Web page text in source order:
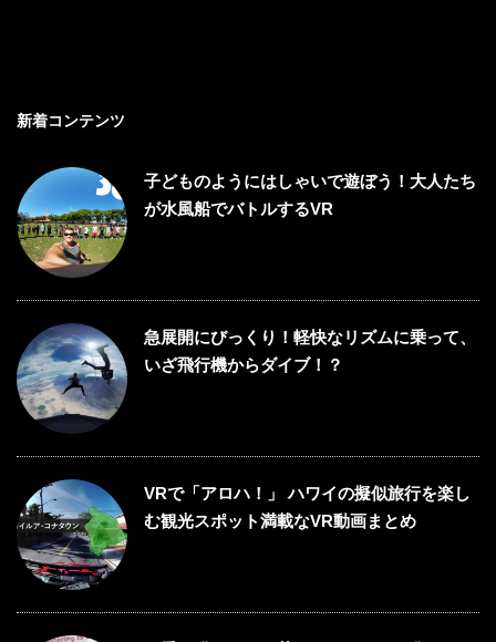
新着コンテンツ
子どものようにはしゃいで遊ぼう！大人たち
が水風船でバトルするVR
急展開にびっくり！軽快なリズムに乗って、
いざ飛行機からダイブ！？
VRで「アロハ！」 ハワイの擬似旅行を楽し
む観光スポット満載なVR動画まとめ